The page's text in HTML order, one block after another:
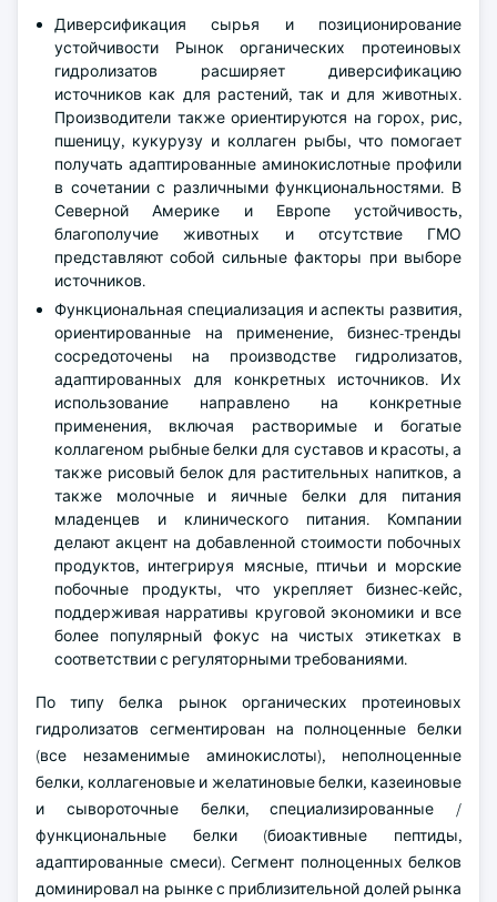
Диверсификация сырья и позиционирование
устойчивости Рынок органических протеиновых
гидролизатов расширяет диверсификацию
источников как для растений, так и для животных.
Производители также ориентируются на горох, рис,
пшеницу, кукурузу и коллаген рыбы, что помогает
получать адаптированные аминокислотные профили
в сочетании с различными функциональностями. В
Северной Америке и Европе устойчивость,
благополучие животных и отсутствие ГМО
представляют собой сильные факторы при выборе
источников.
Функциональная специализация и аспекты развития,
ориентированные на применение, бизнес-тренды
сосредоточены на производстве гидролизатов,
адаптированных для конкретных источников. Их
использование направлено на конкретные
применения, включая растворимые и богатые
коллагеном рыбные белки для суставов и красоты, а
также рисовый белок для растительных напитков, а
также молочные и яичные белки для питания
младенцев и клинического питания. Компании
делают акцент на добавленной стоимости побочных
продуктов, интегрируя мясные, птичьи и морские
побочные продукты, что укрепляет бизнес-кейс,
поддерживая нарративы круговой экономики и все
более популярный фокус на чистых этикетках в
соответствии с регуляторными требованиями.
По типу белка рынок органических протеиновых
гидролизатов сегментирован на полноценные белки
(все незаменимые аминокислоты), неполноценные
белки, коллагеновые и желатиновые белки, казеиновые
и сывороточные белки, специализированные /
функциональные белки (биоактивные пептиды,
адаптированные смеси). Сегмент полноценных белков
доминировал на рынке с приблизительной долей рынка